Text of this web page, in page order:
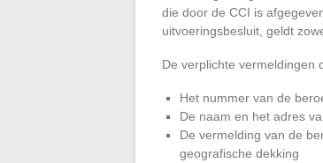
die door de CCI is
uitvoeringsbesluit, geldt
De verplichte vermeldingen
Het nummer van de
De naam en het adres
De vermelding van de
geografische dekking